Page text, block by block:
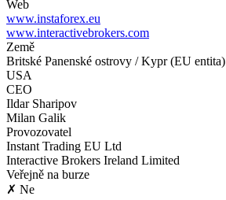
Web
www.instaforex.eu
www.interactivebrokers.com
Země
Britské Panenské ostrovy / Kypr (EU entita)
USA
CEO
Ildar Sharipov
Milan Galik
Provozovatel
Instant Trading EU Ltd
Interactive Brokers Ireland Limited
Veřejně na burze
✗ Ne